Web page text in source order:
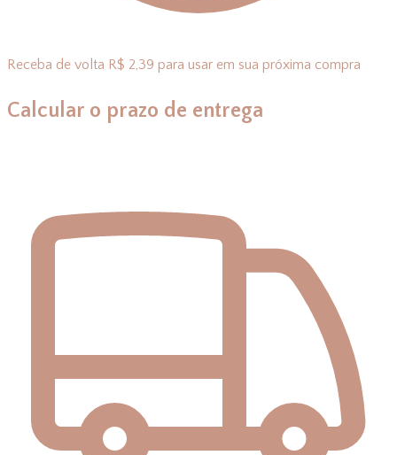
Receba de volta R$ 2,39 para usar em sua próxima compra
Calcular o prazo de entrega